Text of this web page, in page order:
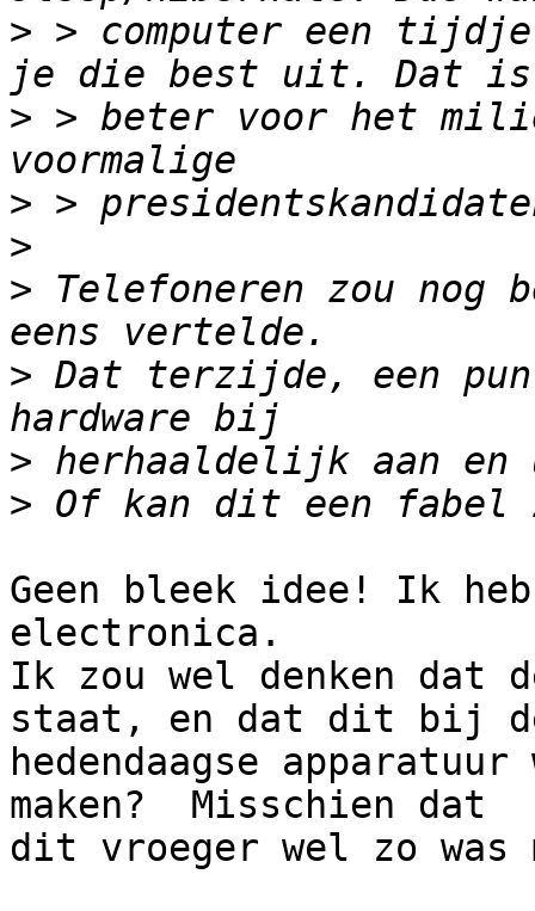
> > computer een
> > beter voor het
>
>
> Telefoneren zou nog
> Dat terzijde, een
>
>
Geen bleek idee! Ik
electronica.
Ik zou wel denken
staat, en dat dit bij
hedendaagse
maken?  Misschien dat
dit vroeger wel zo was